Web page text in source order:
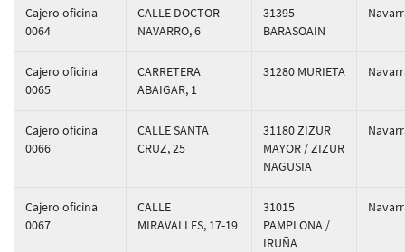
Cajero oficina
0064
CALLE DOCTOR
NAVARRO, 6
31395
BARASOAIN
Cajero oficina
0065
CARRETERA
ABAIGAR, 1
31280 MURIETA
Cajero oficina
0066
CALLE SANTA
CRUZ, 25
31180 ZIZUR
MAYOR / ZIZUR
NAGUSIA
Cajero oficina
0067
CALLE
MIRAVALLES, 17-19
31015
PAMPLONA /
IRUÑA